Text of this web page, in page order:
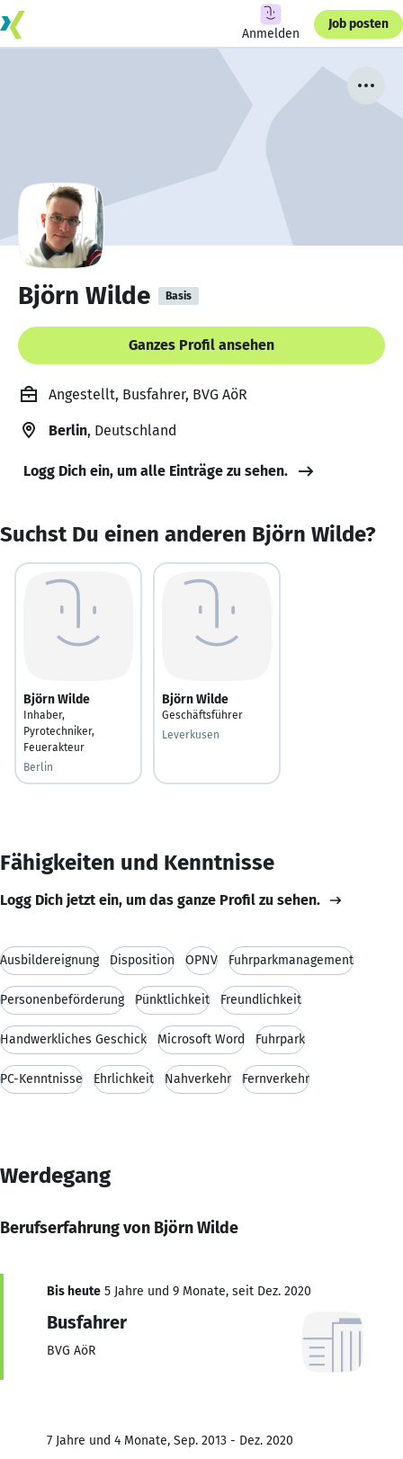
Anmelden
Job posten
Björn Wilde Basis
Ganzes Profil ansehen
Angestellt, Busfahrer, BVG AöR
Berlin, Deutschland
Logg Dich ein, um alle Einträge zu sehen.
Suchst Du einen anderen Björn Wilde?
Björn Wilde
Inhaber,
Pyrotechniker,
Feuerakteur
Berlin
Björn Wilde
Geschäftsführer
Leverkusen
Fähigkeiten und Kenntnisse
Logg Dich jetzt ein, um das ganze Profil zu sehen.
Ausbildereignung Disposition ÖPNV Fuhrparkmanagement
Personenbeförderung Pünktlichkeit Freundlichkeit
Handwerkliches Geschick Microsoft Word Fuhrpark
PC-Kenntnisse Ehrlichkeit Nahverkehr Fernverkehr
Werdegang
Berufserfahrung von Björn Wilde
Bis heute 5 Jahre und 9 Monate, seit Dez. 2020
Busfahrer
BVG AöR
7 Jahre und 4 Monate, Sep. 2013 - Dez. 2020